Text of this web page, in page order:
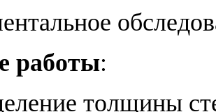
работы:
толщины